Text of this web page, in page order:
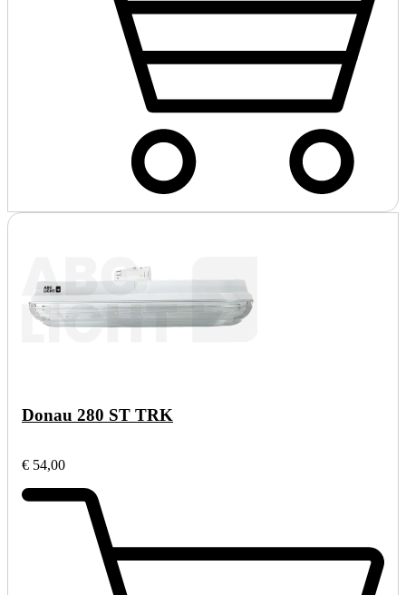
Donau 280 ST TRK
€ 54,00